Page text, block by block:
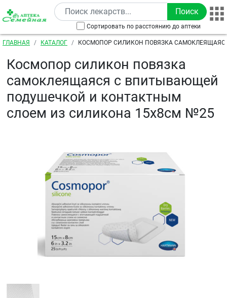
Перейти к основному содержанию
Сортировать по расстоянию до аптеки
Строка навигации
ГЛАВНАЯ КАТАЛОГ
КОСМОПОР СИЛИКОН ПОВЯЗКА
Космопор силикон повязка
самоклеящаяся с впитывающей
подушечкой и контактным
слоем из силикона 15х8см №25